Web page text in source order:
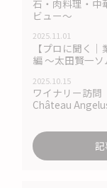
石・肉料理・中
ビュー〜
2025.11.01
【プロに聞く
編 〜太田賢一
2025.10.15
ワイナリー訪問
Château